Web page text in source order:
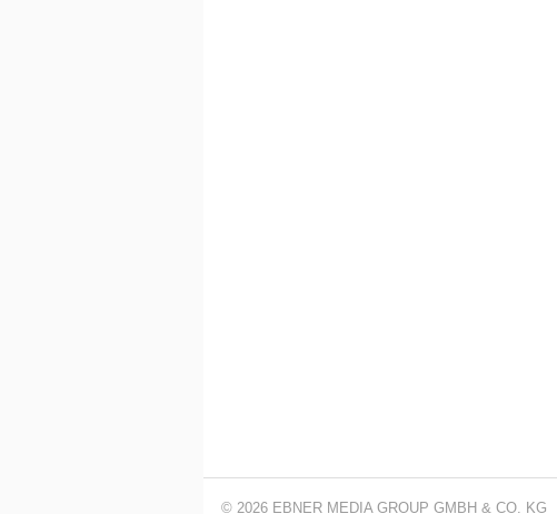
© 2026 EBNER MEDIA GROUP GMBH & CO. KG